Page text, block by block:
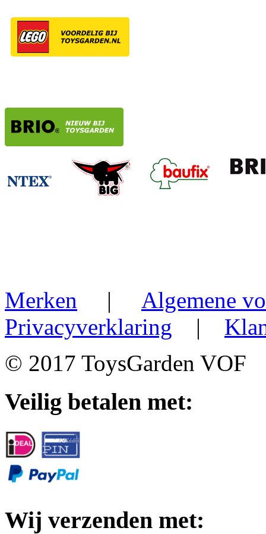
Merken | Algemene
Privacyverklaring |
© 2017 ToysGarden VOF
Veilig betalen met:
Wij verzenden met: